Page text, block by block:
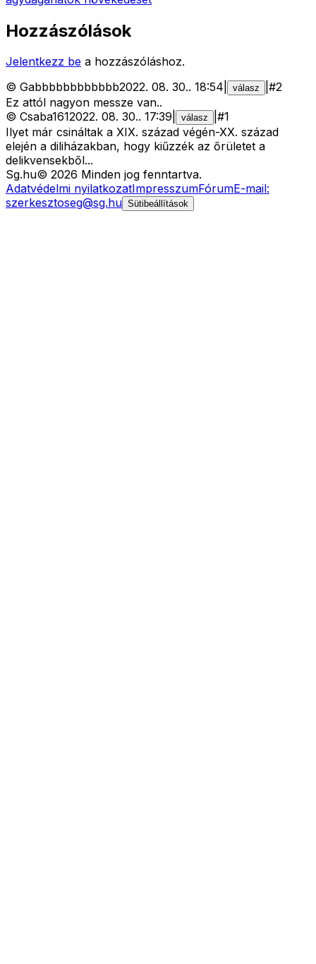
Hozzászólások
Jelentkezz be a hozzászóláshoz.
© Gabbbbbbbbbbbb2022. 08. 30.. 18:54 válasz #2
Ez attól nagyon messze van..
© Csaba1612022. 08. 30.. 17:39 válasz #1
Ilyet már csináltak a XIX. század végén-XX. század
elején a diliházakban, hogy kiűzzék az őrületet a
delikvensekből...
Sg.hu© 2026 Minden jog fenntartva.
Adatvédelmi nyilatkozatImpresszumFórumE-mail:
szerkesztoseg@sg.hu Sütibeállítások